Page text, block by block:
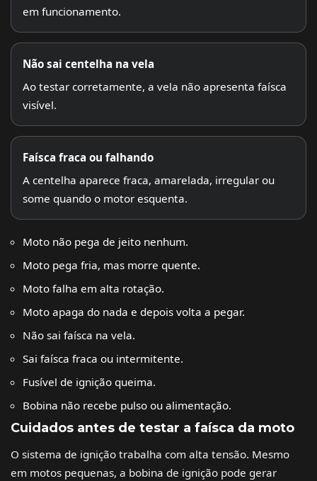
em funcionamento.
Não sai centelha na vela
Ao testar corretamente, a vela não apresenta faísca
visível.
Faísca fraca ou falhando
A centelha aparece fraca, amarelada, irregular ou
some quando o motor esquenta.
Moto não pega de jeito nenhum.
Moto pega fria, mas morre quente.
Moto falha em alta rotação.
Moto apaga do nada e depois volta a pegar.
Não sai faísca na vela.
Sai faísca fraca ou intermitente.
Fusível de ignição queima.
Bobina não recebe pulso ou alimentação.
Cuidados antes de testar a faísca da moto
O sistema de ignição trabalha com alta tensão. Mesmo
em motos pequenas, a bobina de ignição pode gerar